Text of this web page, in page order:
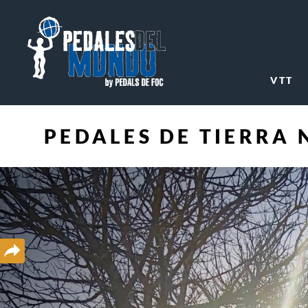
VTT
PEDALES DE TIERRA
Partager
sur
les